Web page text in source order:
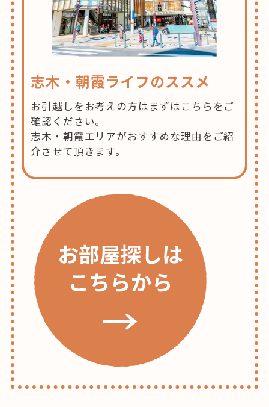
志木・朝霞ライフのススメ
お引越しをお考えの方はまずはこちらをご
確認ください。
志木・朝霞エリアがおすすめな理由をご紹
介させて頂きます。